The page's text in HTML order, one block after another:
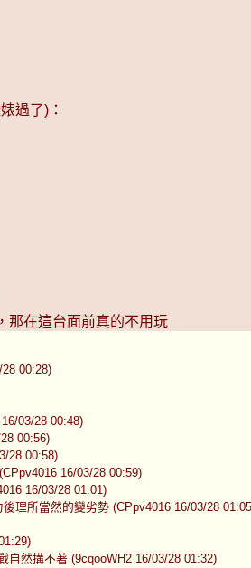
過了)：
那在這台面前真的不用玩
00:28)
03/28 00:48)
00:56)
28 00:58)
16/03/28 00:59)
16/03/28 01:01)
理所當然的變劣勢 (CPpv4016 16/03/28
自然搆不著 (9cqooWH2 16/03/28 01:32)